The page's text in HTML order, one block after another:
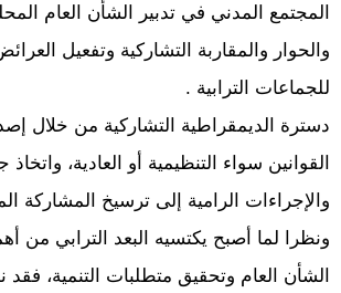
المجتمع المدني في تدبير الشأن العام
والحوار والمقاربة التشاركية وتفعيل
للجماعات الترابية .
دسترة الديمقراطية التشاركية من خلال
القوانين سواء التنظيمية أو العادية، واتخاذ
والإجراءات الرامية إلى ترسيخ المشاركة
ونظرا لما أصبح يكتسيه البعد الترابي من